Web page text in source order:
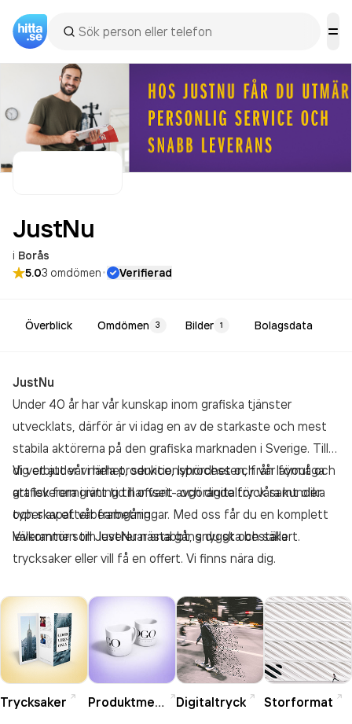
JustNu
i Borås
5.03 omdömen· Verifierad
Överblick Omdömen 3 Bilder 1 Bolagsdata
JustNu
Under 40 år har vår kunskap inom grafiska tjänster
utvecklats, därför är vi idag en av de starkaste och mest
stabila aktörerna på den grafiska marknaden i Sverige. Till
dig erbjuder vi hela produktionsprocessen, från layout och
grafisk formgivning till offset- och digitaltryck samt olika
typer av efterbearbetningar. Med oss får du en komplett
leverantör som levererar snabbt, snyggt och säkert.
Vi vet att vår närhet, service, lyhördhet och vår förmåga
att leverera i rätt tid har varit avgörande för våra kunder
och skapat vår framgång.
Välkommen till JustNu nästa gång du ska beställa
trycksaker eller vill få en offert. Vi finns nära dig.
Trycksaker Produktmedia Digitaltryck Storformat